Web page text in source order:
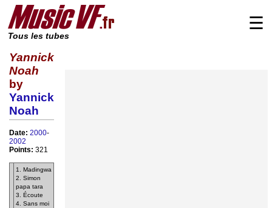
Tous les tubes
☰
Yannick
Noah
by
Yannick
Noah
Date: 2000-
2002
Points: 321
1. Madingwa
2. Simon
papa tara
3. Écoute
4. Sans moi